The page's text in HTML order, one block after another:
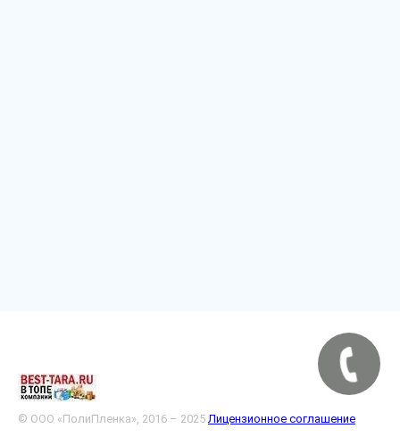
© ООО «ПолиПленка», 2016 – 2025 Лицензионное соглашение